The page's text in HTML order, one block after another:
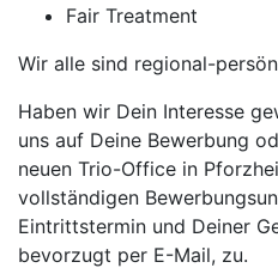
Fair Treatment
Wir alle sind regional-
Haben wir Dein Interesse
uns auf Deine Bewerbung
neuen Trio-Office in
vollständigen
Eintrittstermin und Deiner
bevorzugt per E-Mail, zu.